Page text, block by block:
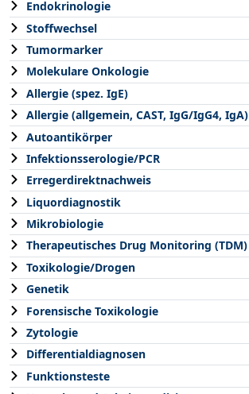
Endokrinologie
Stoffwechsel
Tumormarker
Molekulare Onkologie
Allergie (spez. IgE)
Allergie (allgemein, CAST, IgG/IgG4, IgA)
Autoantikörper
Infektionsserologie/PCR
Erregerdirektnachweis
Liquordiagnostik
Mikrobiologie
Therapeutisches Drug Monitoring (TDM)
Toxikologie/Drogen
Genetik
Forensische Toxikologie
Zytologie
Differentialdiagnosen
Funktionsteste